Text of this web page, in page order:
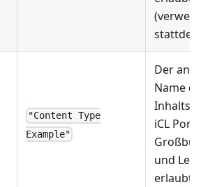
"Content Type
Example"
Der
Name
iCL
und
erlaubt.